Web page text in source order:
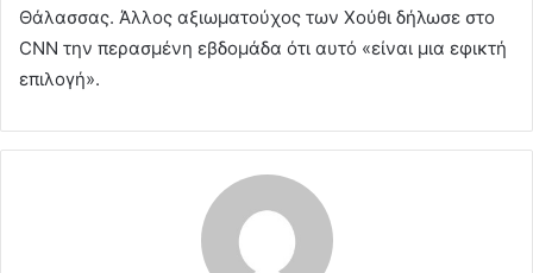
Θάλασσας. Άλλος αξιωματούχος των Χούθι δήλωσε στο
CNN την περασμένη εβδομάδα ότι αυτό «είναι μια εφικτή
επιλογή».